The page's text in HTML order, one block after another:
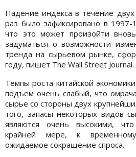
Падение индекса в течение
раз было зафиксировано в 1997-
что это может произойти
задуматься о возможности
тренда на сырьевом рынке,
году, пишет The Wall Street Journal.
Темпы роста китайской
подъем очень слабый, что
сырье со стороны двух
того, запасы некоторых видов
являются очень высокими,
крайней мере, к
ожидаемое сокращение спроса.